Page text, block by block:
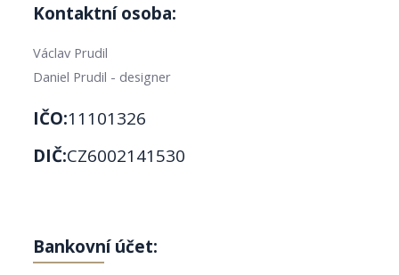
Kontaktní osoba:
Václav Prudil
Daniel Prudil - designer
IČO:11101326
DIČ:CZ6002141530
Bankovní účet: